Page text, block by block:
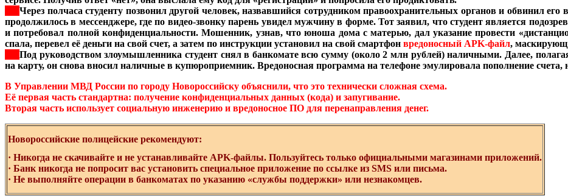
Через полчаса студенту позвонил другой человек, назвавшийся сотрудником правоохранительных органов и обвинил
продолжилось в мессенджере, где по видео-звонку парень увидел мужчину в форме. Тот заявил, что студент является
и потребовал полной конфиденциальности. Мошенник, узнав, что юноша дома с матерью, дал указание провести
спала, перевел её деньги на свой счет, а затем по инструкции установил на свой смартфон вредоносный APK-файл,
Под руководством злоумышленника студент снял в банкомате всю сумму (около 2 млн рублей) наличными. Далее,
на карту, он снова вносил наличные в купюроприемник. Вредоносная программа на телефоне эмулировала пополнение
В Управлении МВД России по городу Новороссийску объяснили, что это технически сложная схема.
Её первая часть стандартна: получение конфиденциальных данных (кода) и запугивание.
Вторая часть использует социальную инженерию и вредоносное ПО для перенаправления денег.
Новороссийские полицейские рекомендуют:
· Никогда не скачивайте и не устанавливайте APK-файлы. Пользуйтесь только официальными магазинами приложений.
· Банк никогда не попросит вас установить специальное приложение по ссылке из SMS или письма.
· Не выполняйте операции в банкоматах по указанию «службы поддержки» или незнакомцев.